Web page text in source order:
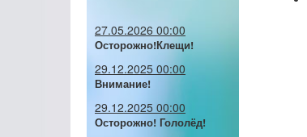
27.05.2026 00:00
Осторожно!Клещи!
29.12.2025 00:00
Внимание!
29.12.2025 00:00
Осторожно! Гололёд!